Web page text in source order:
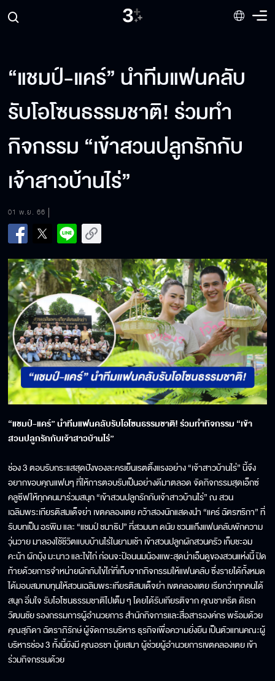
“แชมป์-แคร์” นำทีมแฟนคลับ
รับโอโซนธรรมชาติ! ร่วมทำ
กิจกรรม “เข้าสวนปลูกรักกับ
เจ้าสาวบ้านไร่”
01 พ.ย. 66
“แชมป์-แคร์” นำทีมแฟนคลับรับโอโซนธรรมชาติ! ร่วมทำกิจกรรม “เข้า
สวนปลูกรักกับเจ้าสาวบ้านไร่”
ช่อง 3 ตอบรับกระแสสุดปังของละครเย็นเรตติ้งแรงอย่าง “เจ้าสาวบ้านไร่” นี้จึง
อยากขอบคุณแฟนๆ ที่ให้การตอบรับเป็นอย่างดีมาตลอด จัดกิจกรรมสุดเอ็กซ์
คลูซีฟให้ทุกคนมาร่วมสนุก “เข้าสวนปลูกรักกับเจ้าสาวบ้านไร่” ณ สวน
เฉลิมพระเกียรติสมเด็จย่า เขตคลองเตย คว้าสองนักแสดงนำ “แคร์ ฉัตรฑริกา” ที่
รับบทเป็น อรพิม และ “แชมป์ ชนาธิป” ที่สวมบท ดนัย ชวนแก๊งแฟนคลับพักความ
วุ่นวาย มาลองใช้ชีวิตแบบบ้านไร่ในยามเช้า เข้าสวนปลูกผักสวนครัว เก็บชะอม
คะน้า ผักบุ้ง มะนาว และไข่ไก่ ก่อนจะป้อนนมน้องแพะสุดน่าเอ็นดูของสวนแห่งนี้ ปิด
ท้ายด้วยการจำหน่ายผักกับไข่ไก่ที่เก็บจากกิจกรรมให้แฟนคลับ ซึ่งรายได้ทั้งหมด
ได้มอบสมทบทุนให้สวนเฉลิมพระเกียรติสมเด็จย่า เขตคลองเตย เรียกว่าทุกคนได้
สนุก อิ่มใจ รับโอโซนธรรมชาติไปเต็ม ๆ โดยได้รับเกียรติจาก คุณชาคริต ดิเรก
วัฒนชัย รองกรรมการผู้อำนวยการ สำนักกิจการและสื่อสารองค์กร พร้อมด้วย
คุณสุภิดา ฉัตราภิรักษ์ ผู้จัดการบริหาร ธุรกิจเพื่อความยั่งยืน เป็นตัวแทนคณะผู้
บริหารช่อง 3 ทั้งนี้ยังมี คุณอรชา มุ้ยเสมา ผู้ช่วยผู้อำนวยการเขตคลองเตย เข้า
ร่วมกิจกรรมด้วย